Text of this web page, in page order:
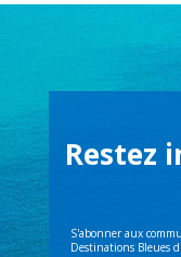
Restez
S'abonner aux
Destinations Bleues